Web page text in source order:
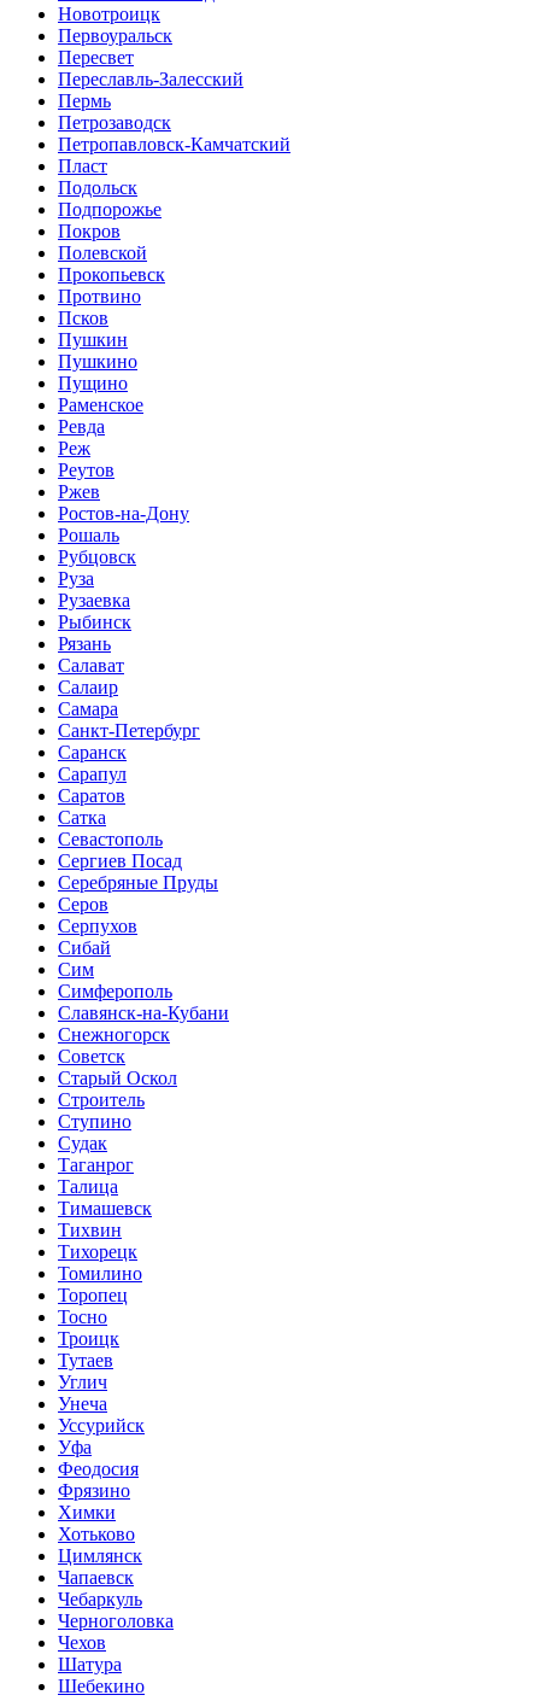
Новотроицк
Первоуральск
Пересвет
Переславль-Залесский
Пермь
Петрозаводск
Петропавловск-Камчатский
Пласт
Подольск
Подпорожье
Покров
Полевской
Прокопьевск
Протвино
Псков
Пушкин
Пушкино
Пущино
Раменское
Ревда
Реж
Реутов
Ржев
Ростов-на-Дону
Рошаль
Рубцовск
Руза
Рузаевка
Рыбинск
Рязань
Салават
Салаир
Самара
Санкт-Петербург
Саранск
Сарапул
Саратов
Сатка
Севастополь
Сергиев Посад
Серебряные Пруды
Серов
Серпухов
Сибай
Сим
Симферополь
Славянск-на-Кубани
Снежногорск
Советск
Старый Оскол
Строитель
Ступино
Судак
Таганрог
Талица
Тимашевск
Тихвин
Тихорецк
Томилино
Торопец
Тосно
Троицк
Тутаев
Углич
Унеча
Уссурийск
Уфа
Феодосия
Фрязино
Химки
Хотьково
Цимлянск
Чапаевск
Чебаркуль
Черноголовка
Чехов
Шатура
Шебекино